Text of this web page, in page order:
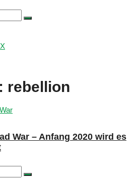
rebellion
War – Anfang 2020 wird es